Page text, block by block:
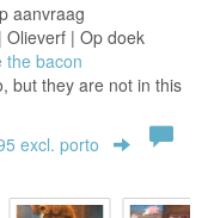
aanvraag
Olieverf | Op doek
the bacon
but they are not in this
excl. porto